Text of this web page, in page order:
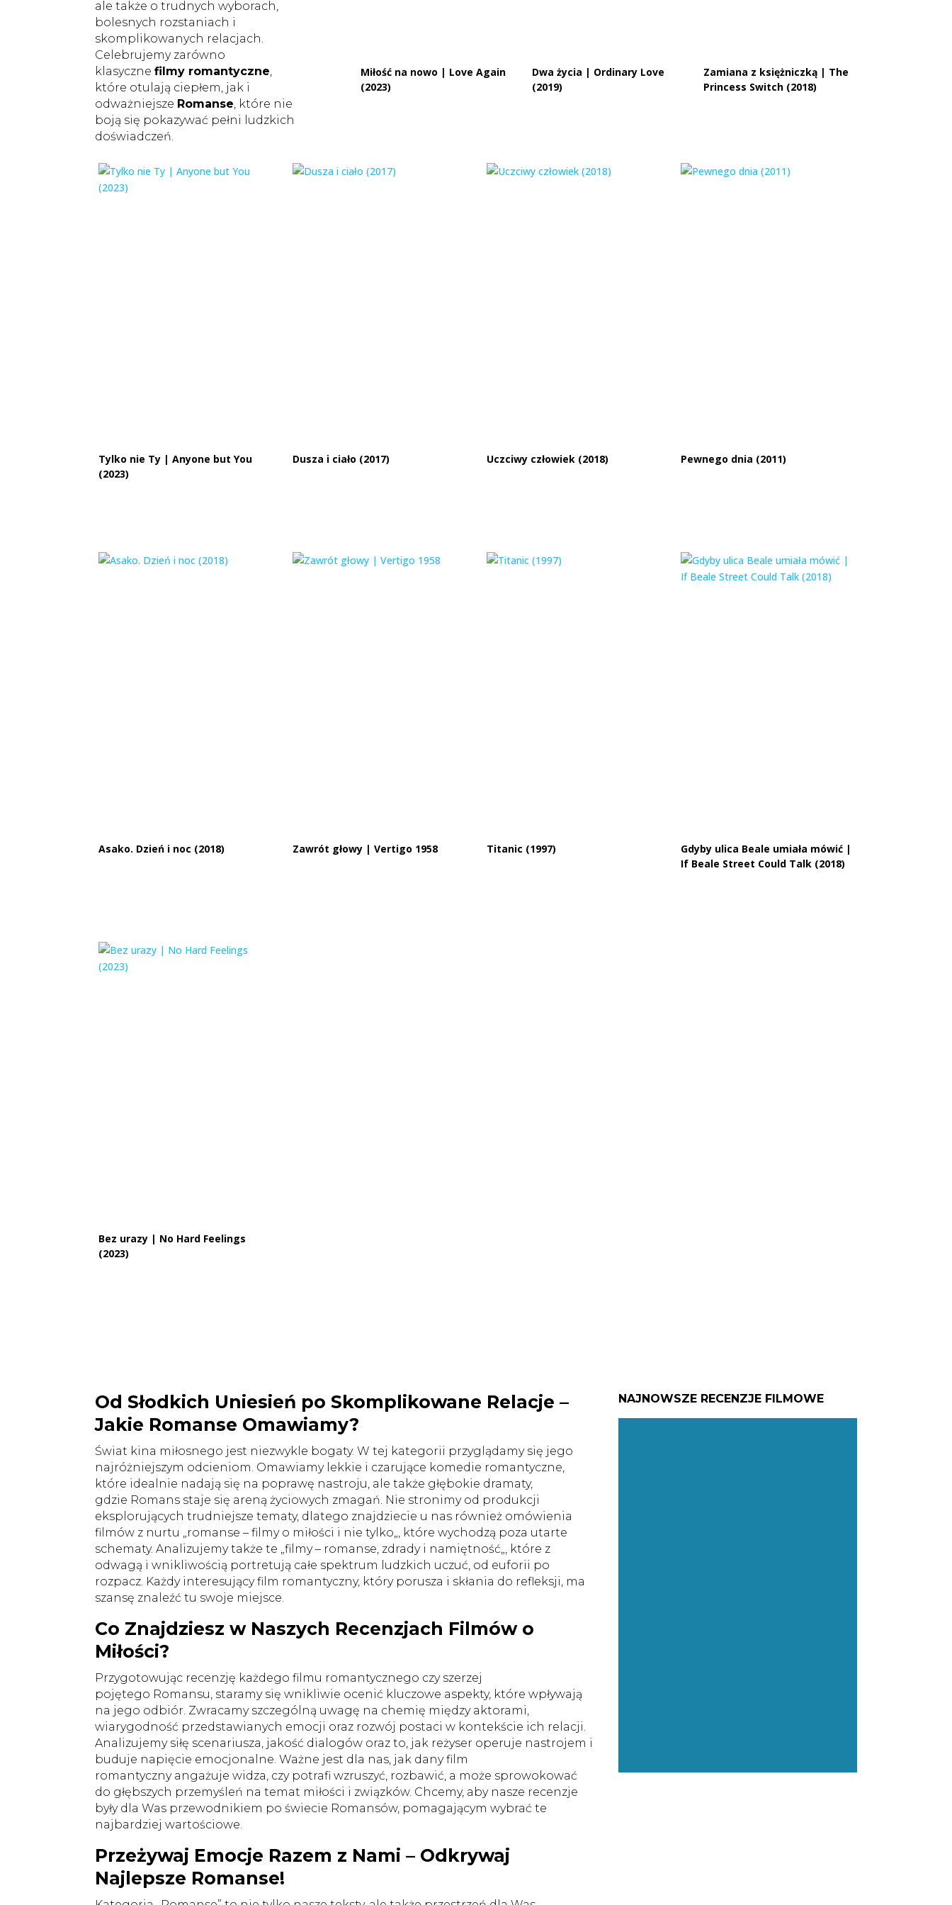
ale także o trudnych wyborach,
bolesnych rozstaniach i
skomplikowanych relacjach.
Celebrujemy zarówno
klasycznefilmy romantyczne,
które otulają ciepłem, jak i
odważniejsze Romanse, które nie
boją się pokazywać pełni ludzkich
doświadczeń.
Miłość na nowo | Love Again
(2023)
Dwa życia | Ordinary Love
(2019)
Zamiana z księżniczką | The
Princess Switch (2018)
Tylko nie Ty | Anyone but You
(2023)
Dusza i ciało (2017) Uczciwy człowiek (2018) Pewnego dnia (2011)
Asako. Dzień i noc (2018) Zawrót głowy | Vertigo 1958 Titanic (1997)
Gdyby ulica Beale umiała mówić |
If Beale Street Could Talk (2018)
Bez urazy | No Hard Feelings
(2023)
Od Słodkich Uniesień po Skomplikowane Relacje –
Jakie Romanse Omawiamy?
Świat kina miłosnego jest niezwykle bogaty. W tej kategorii przyglądamy się jego
najróżniejszym odcieniom. Omawiamy lekkie i czarujące komedie romantyczne,
które idealnie nadają się na poprawę nastroju, ale także głębokie dramaty,
gdzie Romans staje się areną życiowych zmagań. Nie stronimy od produkcji
eksplorujących trudniejsze tematy, dlatego znajdziecie u nas również omówienia
filmów z nurtu „romanse – filmy o miłości i nie tylko„, które wychodzą poza utarte
schematy. Analizujemy także te „filmy – romanse, zdrady i namiętność„, które z
odwagą i wnikliwością portretują całe spektrum ludzkich uczuć, od euforii po
rozpacz. Każdy interesujący film romantyczny, który porusza i skłania do refleksji, ma
szansę znaleźć tu swoje miejsce.
Co Znajdziesz w Naszych Recenzjach Filmów o
Miłości?
Przygotowując recenzję każdego filmu romantycznego czy szerzej
pojętego Romansu, staramy się wnikliwie ocenić kluczowe aspekty, które wpływają
na jego odbiór. Zwracamy szczególną uwagę na chemię między aktorami,
wiarygodność przedstawianych emocji oraz rozwój postaci w kontekście ich relacji.
Analizujemy siłę scenariusza, jakość dialogów oraz to, jak reżyser operuje nastrojem i
buduje napięcie emocjonalne. Ważne jest dla nas, jak dany film
romantyczny angażuje widza, czy potrafi wzruszyć, rozbawić, a może sprowokować
do głębszych przemyśleń na temat miłości i związków. Chcemy, aby nasze recenzje
były dla Was przewodnikiem po świecie Romansów, pomagającym wybrać te
najbardziej wartościowe.
Przeżywaj Emocje Razem z Nami – Odkrywaj
Najlepsze Romanse!
NAJNOWSZE RECENZJE FILMOWE